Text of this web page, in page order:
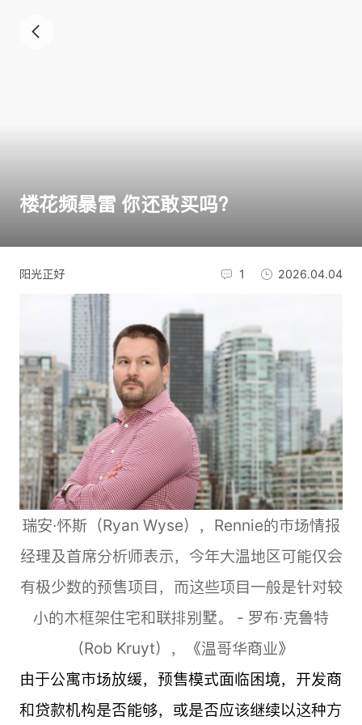
楼花频暴雷 你还敢买吗？
阳光正好 1 2026.04.04
瑞安·怀斯（Ryan Wyse），Rennie的市场情报
经理及首席分析师表示，今年大温地区可能仅会
有极少数的预售项目，而这些项目一般是针对较
小的木框架住宅和联排别墅。 - 罗布·克鲁特
（Rob Kruyt），《温哥华商业》
由于公寓市场放缓，预售模式面临困境，开发商
和贷款机构是否能够，或是否应该继续以这种方